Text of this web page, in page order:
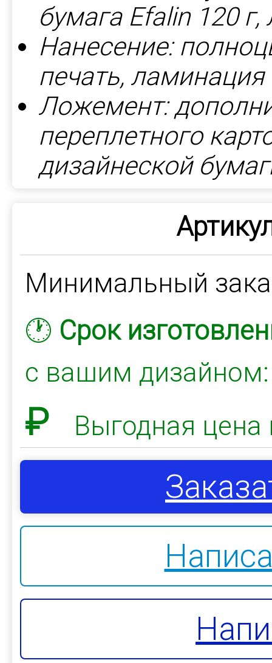
бумага Efalin 120 г,
Нанесение:
печать, ламинация
Ложемент:
переплетного
дизайнеской
Минимальный
🕐 Срок
с вашим
₽ Выгодная